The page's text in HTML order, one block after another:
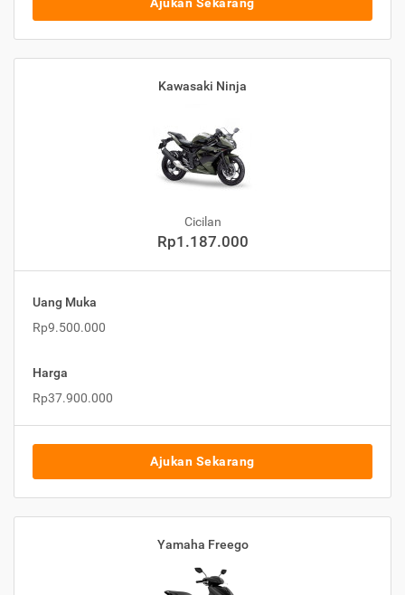
Ajukan Sekarang
Kawasaki Ninja
Cicilan
Rp1.187.000
Uang Muka
Rp9.500.000
Harga
Rp37.900.000
Ajukan Sekarang
Yamaha Freego